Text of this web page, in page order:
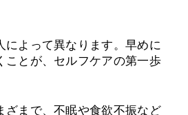
によって異なります。早めに
ことが、セルフケアの第一歩
ざまで、不眠や食欲不振など